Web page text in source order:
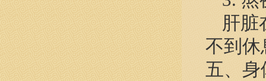
肝脏
不到休
五、